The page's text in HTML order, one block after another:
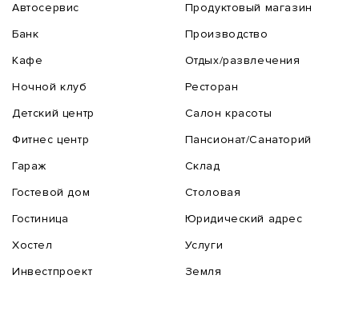
Автосервис
Банк
Кафе
Ночной клуб
Детский центр
Фитнес центр
Гараж
Гостевой дом
Гостиница
Хостел
Инвестпроект
Продуктовый магазин
Производство
Отдых/развлечения
Ресторан
Салон красоты
Пансионат/Санаторий
Склад
Столовая
Юридический адрес
Услуги
Земля